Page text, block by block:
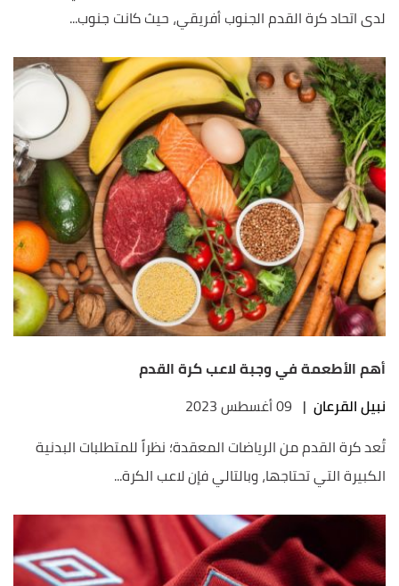
لدى اتحاد كرة القدم الجنوب أفريقي، حيث كانت جنوب...
أهم الأطعمة في وجبة لاعب كرة القدم
نبيل القرعان | 09 أغسطس 2023
تُعد كرة القدم من الرياضات المعقدة؛ نظراً للمتطلبات البدنية
الكبيرة التي تحتاجها، وبالتالي فإن لاعب الكرة...